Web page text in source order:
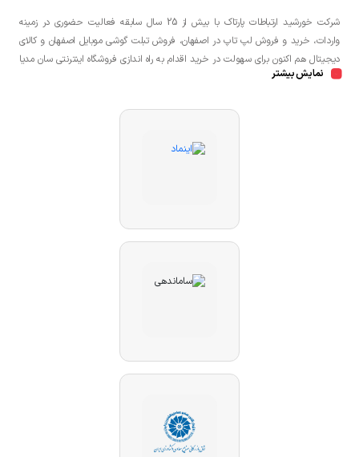
شرکت خورشید ارتباطات پارتاک با بیش از 25 سال سابقه فعالیت حضوری در زمینه
واردات، خرید و فروش لپ تاپ در اصفهان، فروش تبلت گوشی موبایل اصفهان و کالای
دیجیتال هم اکنون برای سهولت در خرید اقدام به راه اندازی فروشگاه اینترنتی سان مدیا
نموده است تا مشتریان عزیز یک خرید راحت و مطمئن با بهترین قیمت را تجربه
در اصفهان به صورت حضوری و یا اینترنتی اقدام نمائید.
نمایش بیشتر